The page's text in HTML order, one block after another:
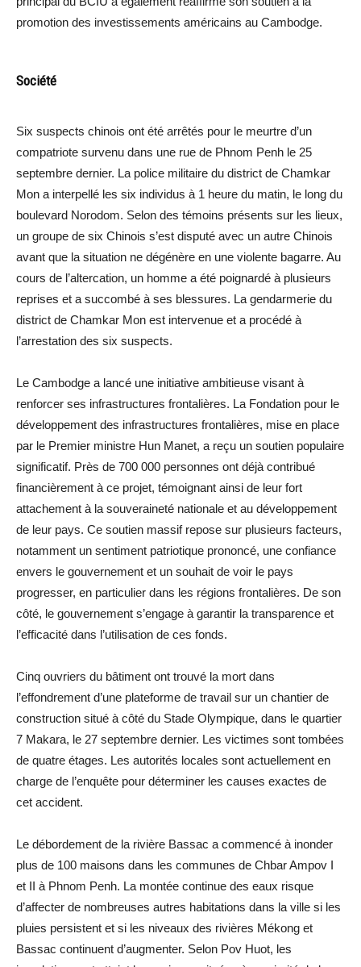
promotion des investissements américains au Cambodge.
Société
Six suspects chinois ont été arrêtés pour le meurtre d’un
compatriote survenu dans une rue de Phnom Penh le 25
septembre dernier. La police militaire du district de Chamkar
Mon a interpellé les six individus à 1 heure du matin, le long du
boulevard Norodom. Selon des témoins présents sur les lieux,
un groupe de six Chinois s’est disputé avec un autre Chinois
avant que la situation ne dégénère en une violente bagarre. Au
cours de l’altercation, un homme a été poignardé à plusieurs
reprises et a succombé à ses blessures. La gendarmerie du
district de Chamkar Mon est intervenue et a procédé à
l’arrestation des six suspects.
Le Cambodge a lancé une initiative ambitieuse visant à
renforcer ses infrastructures frontalières. La Fondation pour le
développement des infrastructures frontalières, mise en place
par le Premier ministre Hun Manet, a reçu un soutien populaire
significatif. Près de 700 000 personnes ont déjà contribué
financièrement à ce projet, témoignant ainsi de leur fort
attachement à la souveraineté nationale et au développement
de leur pays. Ce soutien massif repose sur plusieurs facteurs,
notamment un sentiment patriotique prononcé, une confiance
envers le gouvernement et un souhait de voir le pays
progresser, en particulier dans les régions frontalières. De son
côté, le gouvernement s’engage à garantir la transparence et
l’efficacité dans l’utilisation de ces fonds.
Cinq ouvriers du bâtiment ont trouvé la mort dans
l’effondrement d’une plateforme de travail sur un chantier de
construction situé à côté du Stade Olympique, dans le quartier
7 Makara, le 27 septembre dernier. Les victimes sont tombées
de quatre étages. Les autorités locales sont actuellement en
charge de l’enquête pour déterminer les causes exactes de
cet accident.
Le débordement de la rivière Bassac a commencé à inonder
plus de 100 maisons dans les communes de Chbar Ampov I
et II à Phnom Penh. La montée continue des eaux risque
d’affecter de nombreuses autres habitations dans la ville si les
pluies persistent et si les niveaux des rivières Mékong et
Bassac continuent d’augmenter. Selon Pov Huot, les